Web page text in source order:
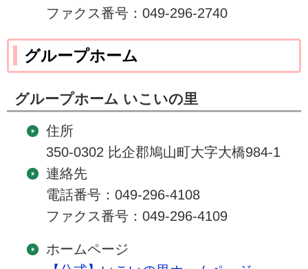
ファクス番号：049-296-2740
グループホーム
グループホーム いこいの里
住所
350-0302 比企郡鳩山町大字大橋984-1
連絡先
電話番号：049-296-4108
ファクス番号：049-296-4109
ホームページ